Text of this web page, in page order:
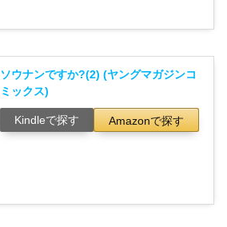
ソウナンですか?(2) (ヤングマガジンコ
ミックス)
Kindleで探す Amazonで探す